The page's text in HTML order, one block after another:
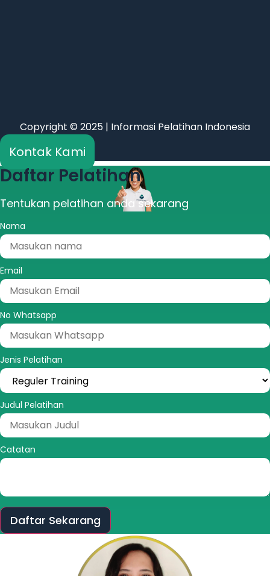
Copyright © 2025 | Informasi Pelatihan Indonesia
Kontak Kami
Daftar Pelatihan
Tentukan pelatihan anda sekarang
Nama
Email
No Whatsapp
Jenis Pelatihan
Judul Pelatihan
Catatan
Daftar Sekarang